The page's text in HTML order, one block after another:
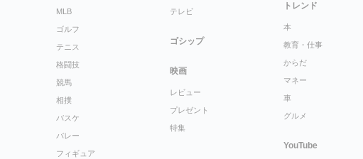
MLB
ゴルフ
テニス
格闘技
競馬
相撲
バスケ
バレー
フィギュア
テレビ
ゴシップ
映画
レビュー
プレゼント
特集
トレンド
本
教育・仕事
からだ
マネー
車
グルメ
YouTube